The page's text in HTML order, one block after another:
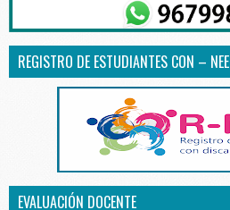
REGISTRO DE ESTUDIANTES CON – NEE
EVALUACIÓN DOCENTE